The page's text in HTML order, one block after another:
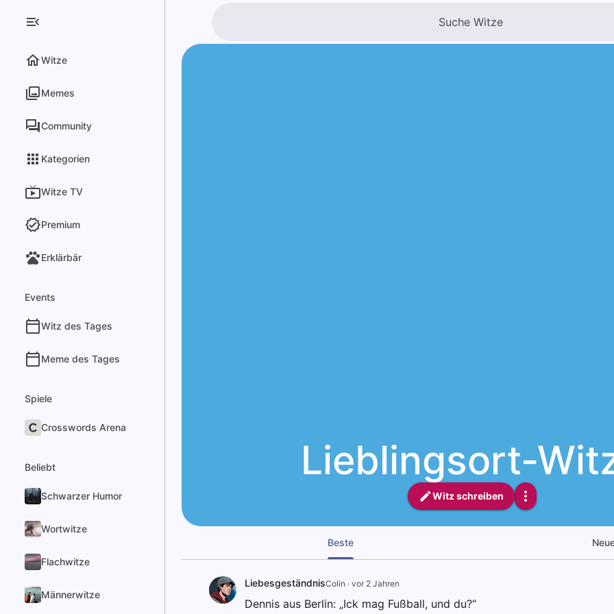
Witze
Memes
Community
Kategorien
Witze TV
Premium
Erklärbär
Events
Witz des Tages
Meme des Tages
Spiele
Crosswords Arena
Beliebt
Schwarzer Humor
Wortwitze
Flachwitze
Männerwitze
Lieblingsort-
Witz schreiben
Beste
LiebesgeständnisColin · vor 2 Jahren
Dennis aus Berlin: „Ick mag Fußball, und du?“